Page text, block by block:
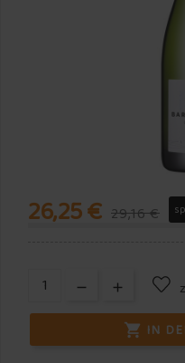
26,25 € 29,16 €
 IN